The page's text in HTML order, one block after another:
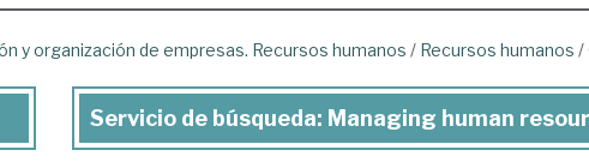
y organización de empresas. Recursos humanos / Recursos humanos /
Servicio de búsqueda: Managing human